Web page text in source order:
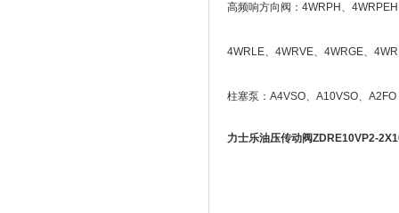
高频响方向阀：4WRPH、
4WRLE、4WRVE、4WRGE、
柱塞泵：A4VSO、A10VSO、
力士乐油压传动阀ZDRE10VP2-